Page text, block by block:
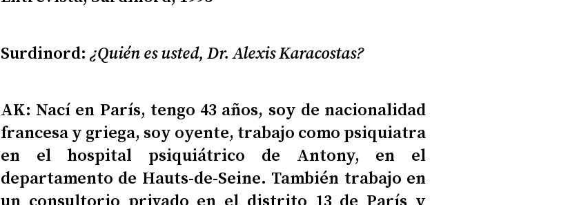
Surdinord: ¿Quién es usted, Dr. Alexis Karacostas?
AK: Nací en París, tengo 43 años, soy de nacionalidad
francesa y griega, soy oyente, trabajo como psiquiatra
en el hospital psiquiátrico de Antony, en el
departamento de Hauts-de-Seine. También trabajo en